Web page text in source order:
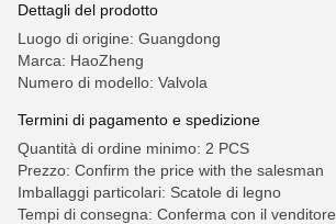
Dettagli del prodotto
Luogo di origine: Guangdong
Marca: HaoZheng
Numero di modello: Valvola
Termini di pagamento e spedizione
Quantità di ordine minimo: 2 PCS
Prezzo: Confirm the price with the salesman
Imballaggi particolari: Scatole di legno
Tempi di consegna: Conferma con il venditore.